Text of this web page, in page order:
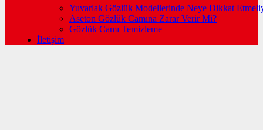
Yuvarlak Gözlük Modellerinde Neye Dikkat
Aseton Gözlük Camına Zarar Verir Mi?
Gözlük Camı Temizleme
İletişim